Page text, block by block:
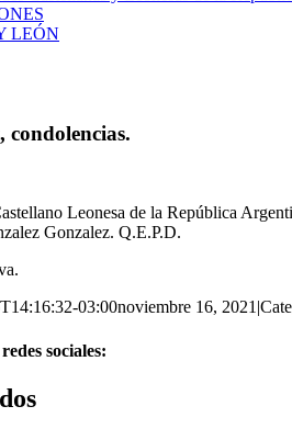
LEÓN
condolencias.
Leonesa de la República
Gonzalez. Q.E.P.D.
03:00noviembre 16, 2021|
sociales: